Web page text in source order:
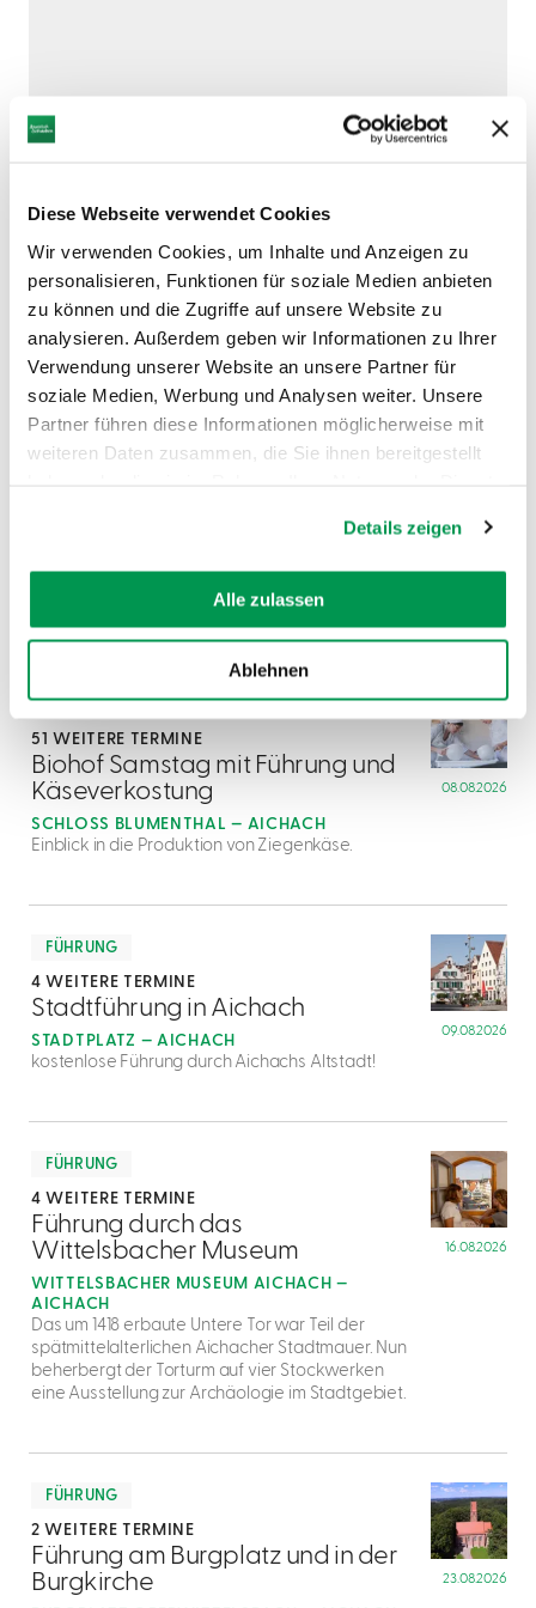
Diese Webseite verwendet Cookies
Wir verwenden Cookies, um Inhalte und Anzeigen zu
personalisieren, Funktionen für soziale Medien anbieten
zu können und die Zugriffe auf unsere Website zu
analysieren. Außerdem geben wir Informationen zu Ihrer
Verwendung unserer Website an unsere Partner für
soziale Medien, Werbung und Analysen weiter. Unsere
Partner führen diese Informationen möglicherweise mit
weiteren Daten zusammen, die Sie ihnen bereitgestellt
Details zeigen
Alle zulassen
Ablehnen
DAZU PASSEND
Ähnliche
Veranstaltungen
KULINARIK
51 WEITERE TERMINE
1
Biohof Samstag mit Führung und
Käseverkostung
SCHLOSS BLUMENTHAL — AICHACH
08.08.2026
Einblick in die Produktion von Ziegenkäse.
FÜHRUNG
4 WEITERE TERMINE
2
Stadtführung in Aichach
STADTPLATZ — AICHACH
09.08.2026
kostenlose Führung durch Aichachs Altstadt!
dazu
FÜHRUNG
4 WEITERE TERMINE
3
Führung durch das
Wittelsbacher Museum
WITTELSBACHER MUSEUM AICHACH —
AICHACH
16.08.2026
Das um 1418 erbaute Untere Tor war Teil der
spätmittelalterlichen Aichacher Stadtmauer. Nun
beherbergt der Torturm auf vier Stockwerken
eine Ausstellung zur Archäologie im Stadtgebiet.
dazu
FÜHRUNG
2 WEITERE TERMINE
4
Führung am Burgplatz und in der
Burgkirche
23.08.2026
dazu